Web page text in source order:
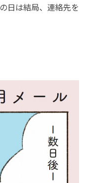
日は結局、連絡先を